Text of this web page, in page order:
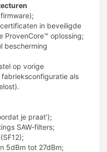
in beveiligde
ProvenCore™ oplossing;
bescherming
op vorige
als
je praat’);
SAW-filters;
5dBm tot 27dBm;